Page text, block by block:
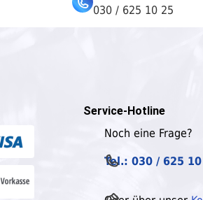
030 / 625 10 25
Service-Hotline
Noch eine Frage?
Tel.: 030 / 625